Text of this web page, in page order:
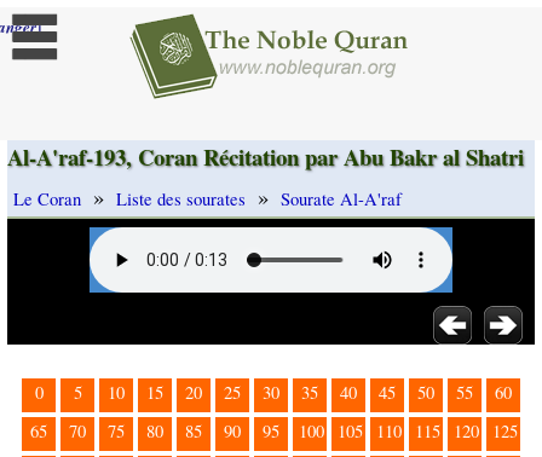
]
Al-A'raf-193, Coran Récitation par Abu Bakr al Shatri
Le Coran » Liste des sourates » Sourate Al-A'raf
0 5 10 15 20 25 30 35 40 45 50 55
60
65
70 75 80 85 90 95 100 105 110 115 120
125